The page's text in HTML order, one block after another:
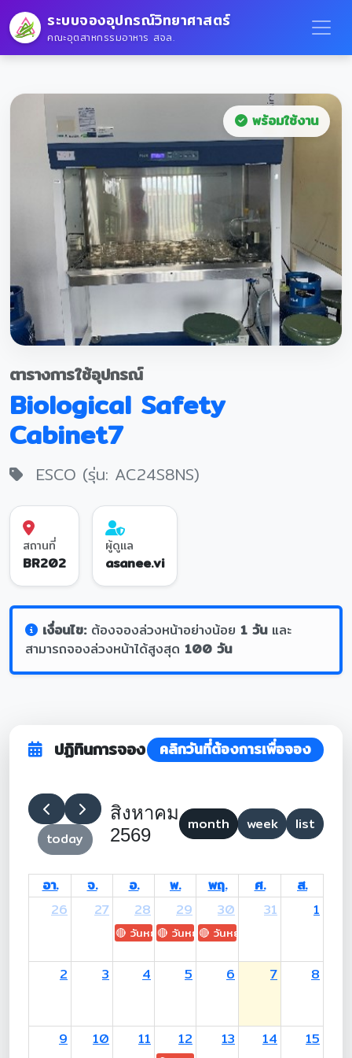
ระบบจองอุปกรณ์วิทยาศาสตร์
คณะอุตสาหกรรมอาหาร สจล.
พร้อมใช้งาน
ตารางการใช้อุปกรณ์
Biological Safety
Cabinet7
ESCO (รุ่น: AC24S8NS)
สถานที่
BR202
ผู้ดูแล
asanee.vi
เงื่อนไข:ต้องจองล่วงหน้าอย่างน้อย 1 วันและ
สามารถจองล่วงหน้าได้สูงสุด 100 วัน
ปฏิทินการจอง คลิกวันที่ต้องการเพื่อจอง
today
สิงหาคม
2569
month week list
อา. จ. อ. พ. พฤ. ศ.
ส.
26
27 28
🔴 วันหยุด: H.M. King Maha Vajiralongkorn's
29
🔴 วันหยุด: Asanha Bucha Day
30
🔴 วันหยุด: Buddhist Lent
31 1
2 3 4 5 6 7 8
9 10 11 12 13 14 15